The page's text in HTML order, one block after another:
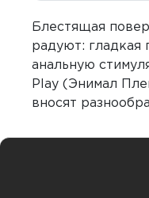
Блестящая
радуют: гладкая
анальную
Play (Энимал
вносят